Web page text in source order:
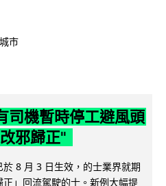
市
司機暫時停工避風頭
邪歸正"
8 月 3 日生效，的士業界就期
」回流駕駛的士。新例大幅提